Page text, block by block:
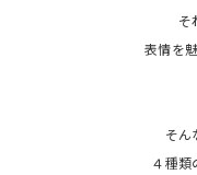
そ
表情を
そん
４種類